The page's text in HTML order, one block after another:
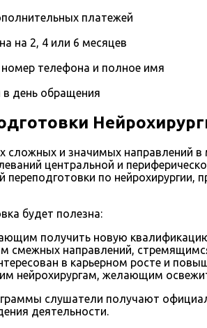
платежей
на 2, 4 или 6 месяцев
номер телефона и полное имя
в день обращения
сложных и значимых направлений в
центральной и
переподготовки по
будет полезна:
получить новую квалификацию
смежных направлений,
в карьерном росте и
нейрохирургам, желающим
слушатели получают
деятельности.